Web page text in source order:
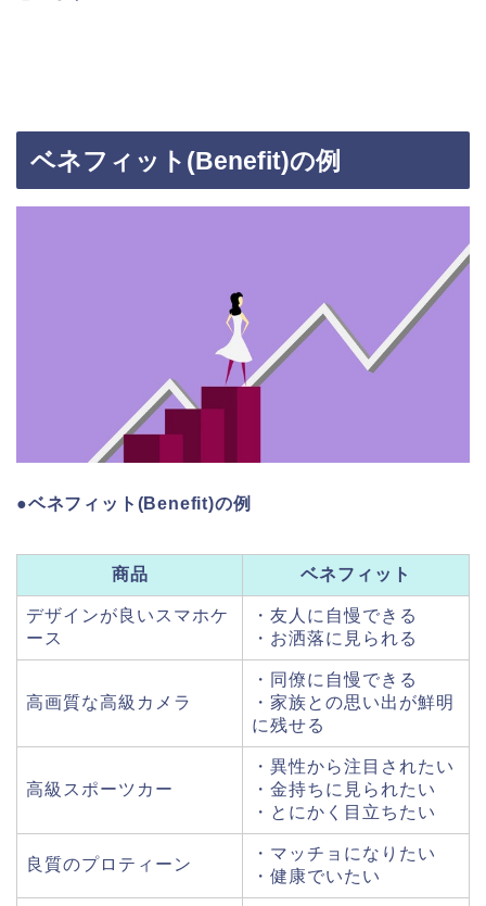
ベネフィット(Benefit)の例
●ベネフィット(Benefit)の例
商品 ベネフィット
デザインが良いスマホケ
ース
・友人に自慢できる
・お洒落に見られる
高画質な高級カメラ
・同僚に自慢できる
・家族との思い出が鮮明
に残せる
高級スポーツカー
・異性から注目されたい
・金持ちに見られたい
・とにかく目立ちたい
良質のプロティーン
・マッチョになりたい
・健康でいたい